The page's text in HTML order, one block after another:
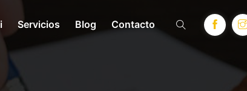
Servicios Blog Contacto